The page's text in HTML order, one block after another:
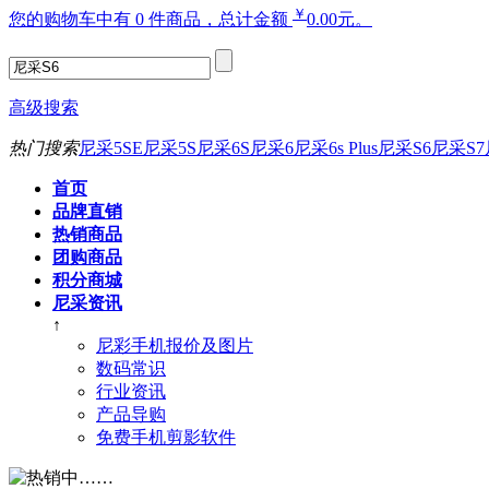
您的购物车中有 0 件商品，总计金额 ￥ 0.00元。
高级搜索
热门搜索尼采5SE尼采5S尼采6S尼采6尼采6s Plus尼采S6尼采S7
首页
品牌直销
热销商品
团购商品
积分商城
尼采资讯
↑
尼彩手机报价及图片
数码常识
行业资讯
产品导购
免费手机剪影软件